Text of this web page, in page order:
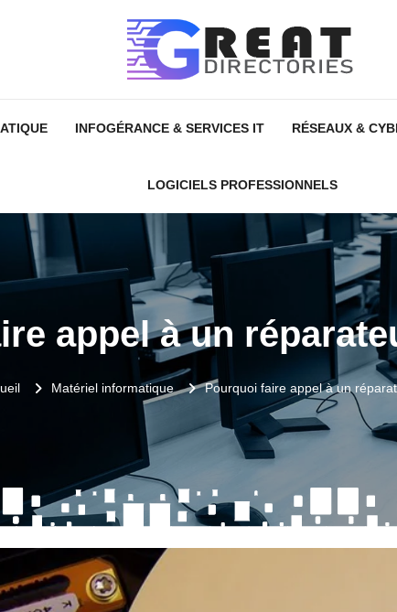
INFOGÉRANCE & SERVICES IT RÉSEAUX &
LOGICIELS PROFESSIONNELS
appel à un
Matériel informatique Pourquoi faire appel à un